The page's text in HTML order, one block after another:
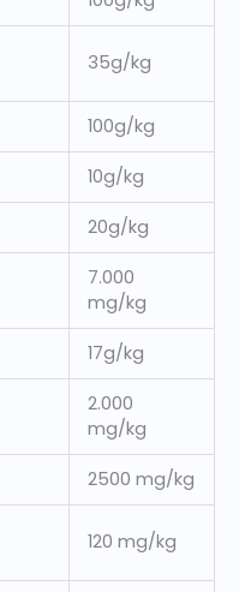
35g/kg
100g/kg
10g/kg
20g/kg
7.000
mg/kg
17g/kg
2.000
mg/kg
2500 mg/kg
120 mg/kg